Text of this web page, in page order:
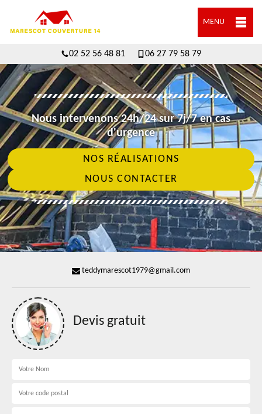
MENU
02 52 56 48 81 06 27 79 58 79
Nous intervenons 24h/24 sur 7j/7 en cas
d'urgence
NOS RÉALISATIONS
NOUS CONTACTER
teddymarescot1979@gmail.com
Devis gratuit